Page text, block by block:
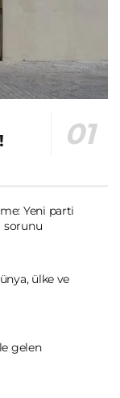
Yeni parti
sorunu
ülke ve
gelen